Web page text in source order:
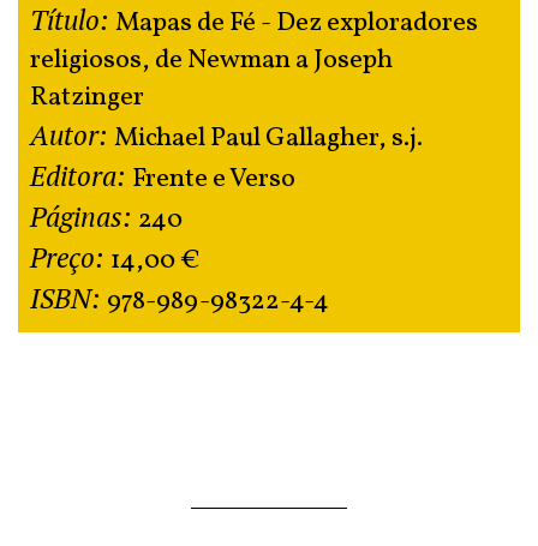
Título: Mapas de Fé - Dez exploradores
religiosos, de Newman a Joseph
Ratzinger
Autor: Michael Paul Gallagher, s.j.
Editora: Frente e Verso
Páginas: 240
Preço: 14,00 €
ISBN: 978-989-98322-4-4